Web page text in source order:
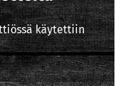
käytettiin